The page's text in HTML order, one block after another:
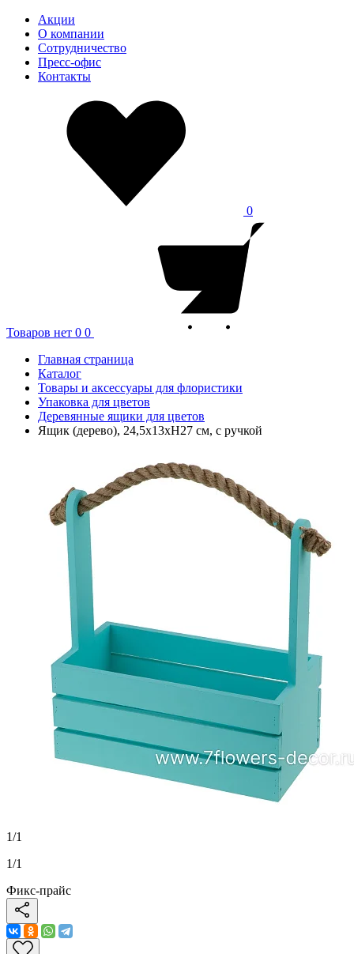
Акции
О компании
Сотрудничество
Пресс-офис
Контакты
0
Товаров нет 0 0
Главная страница
Каталог
Товары и аксессуары для флористики
Упаковка для цветов
Деревянные ящики для цветов
Ящик (дерево), 24,5x13xH27 см, с ручкой
1/1
1/1
Фикс-прайс